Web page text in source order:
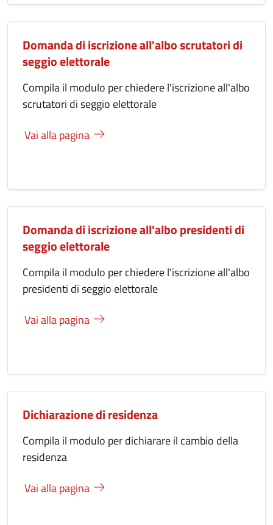
Domanda di iscrizione all'albo scrutatori di
seggio elettorale
Compila il modulo per chiedere l'iscrizione all'albo
scrutatori di seggio elettorale
Vai alla pagina
Domanda di iscrizione all'albo presidenti di
seggio elettorale
Compila il modulo per chiedere l'iscrizione all'albo
presidenti di seggio elettorale
Vai alla pagina
Dichiarazione di residenza
Compila il modulo per dichiarare il cambio della
residenza
Vai alla pagina